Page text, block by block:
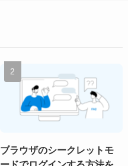
ブラウザのシークレットモ